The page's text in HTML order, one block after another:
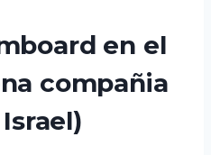
en el
compañia